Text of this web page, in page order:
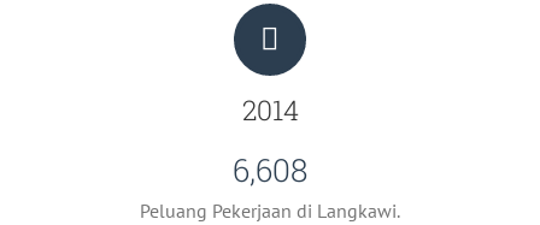
2014
6,608
Peluang Pekerjaan di Langkawi.